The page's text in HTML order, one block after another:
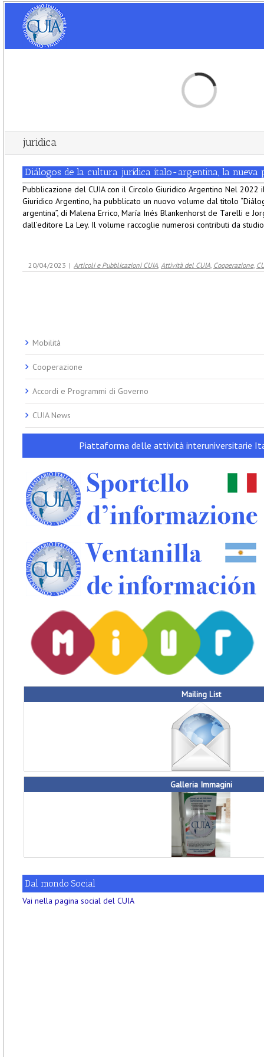
Loading...
juridica
Diálogos de la cultura jurídica ítalo-argentina, la nueva
Pubblicazione del CUIA con il Circolo Giuridico Argentino Nel 2022
Giuridico Argentino, ha pubblicato un nuovo volume dal titolo
argentina”, di Malena Errico, María Inés Blankenhorst de Tarelli e
dall’editore La Ley. Il volume raccoglie numerosi contributi da
20/04/2023 | Articoli e Pubblicazioni CUIA, Attività del CUIA, Cooperazione,
Mobilità
Cooperazione
Accordi e Programmi di Governo
CUIA News
Piattaforma delle attività interuniversitarie
Mailing List
Galleria Immagini
Dal mondo Social
Vai nella pagina social del CUIA